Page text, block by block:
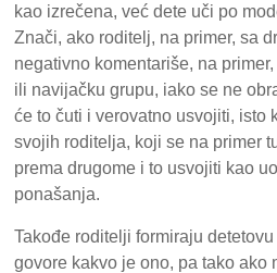
kao izrečena, već dete uči po
Znači, ako roditelj, na primer, sa
negativno komentariše, na
ili navijačku grupu, iako se ne
će to čuti i verovatno usvojiti, isto
svojih roditelja, koji se na primer
prema drugome i to usvojiti kao
ponašanja.
Takođe roditelji formiraju
govore kakvo je ono, pa tako ako